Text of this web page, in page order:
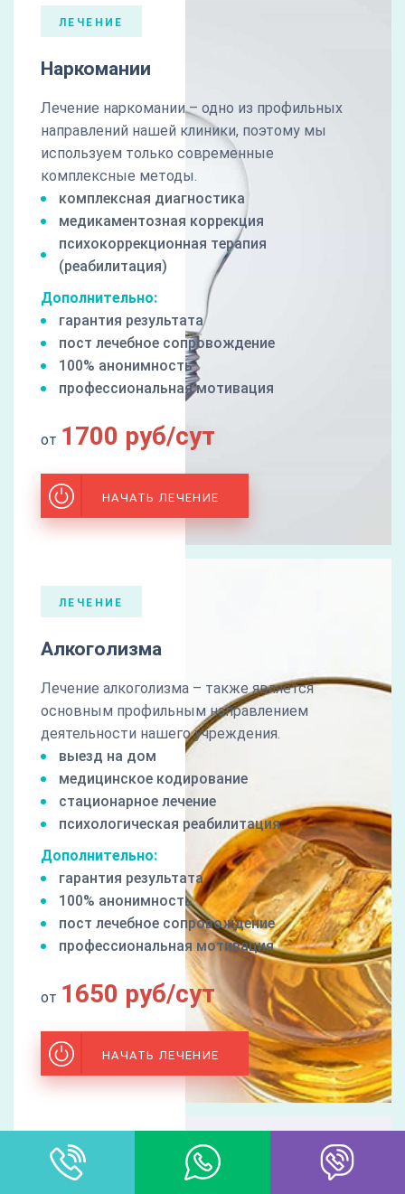
ЛЕЧЕНИЕ
Наркомании
Лечение наркомании – одно из профильных
направлений нашей клиники, поэтому мы
используем только современные
комплексные методы.
комплексная диагностика
медикаментозная коррекция
психокоррекционная терапия
(реабилитация)
Дополнительно:
гарантия результата
пост лечебное сопровождение
100% анонимность
профессиональная мотивация
от 1700 руб/сут
НАЧАТЬ ЛЕЧЕНИЕ
ЛЕЧЕНИЕ
Алкоголизма
Лечение алкоголизма – также является
основным профильным направлением
деятельности нашего учреждения.
выезд на дом
медицинское кодирование
стационарное лечение
психологическая реабилитация
Дополнительно:
гарантия результата
100% анонимность
пост лечебное сопровождение
профессиональная мотивация
от 1650 руб/сут
НАЧАТЬ ЛЕЧЕНИЕ
ЛЕЧЕНИЕ